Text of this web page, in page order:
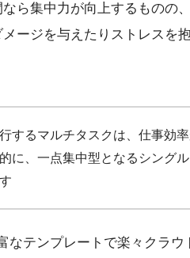
ら集中力が向上するものの
ージを与えたりストレスを
するマルチタスクは、仕事効
に、一点集中型となるシング
テンプレートで楽々クラウ